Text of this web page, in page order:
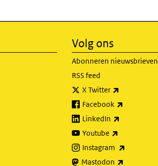
Volg ons
Abonneren nieuwsbrieven
RSS feed
X Twitter
Facebook
LinkedIn
Youtube
Instagram
Mastodon